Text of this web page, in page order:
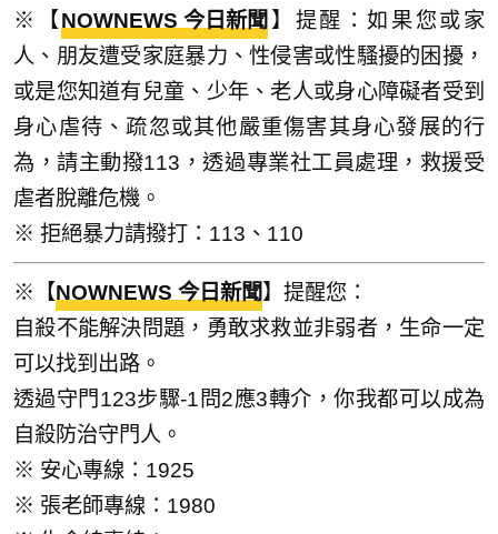
※【 NOWNEWS 今日新聞 】提醒：如果您或家
人、朋友遭受家庭暴力、性侵害或性騷擾的困擾，
或是您知道有兒童、少年、老人或身心障礙者受到
身心虐待、疏忽或其他嚴重傷害其身心發展的行
為，請主動撥113，透過專業社工員處理，救援受
虐者脫離危機。
※ 拒絕暴力請撥打：113、110
※【NOWNEWS 今日新聞】提醒您：
自殺不能解決問題，勇敢求救並非弱者，生命一定
可以找到出路。
透過守門123步驟-1問2應3轉介，你我都可以成為
自殺防治守門人。
※ 安心專線：1925
※ 張老師專線：1980